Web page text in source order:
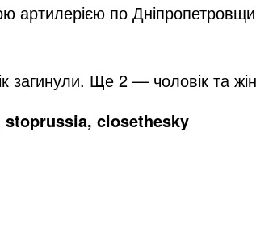
артилерією по
загинули. Ще 2 — чоловік та
stoprussia, closethesky